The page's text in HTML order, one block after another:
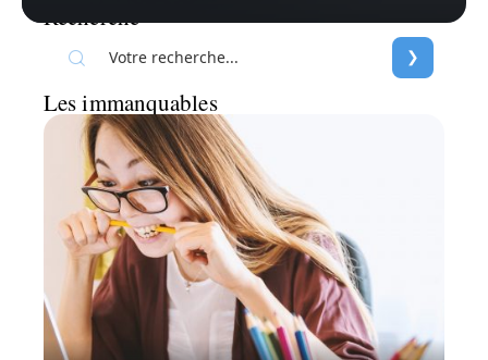
Recherche
Les immanquables